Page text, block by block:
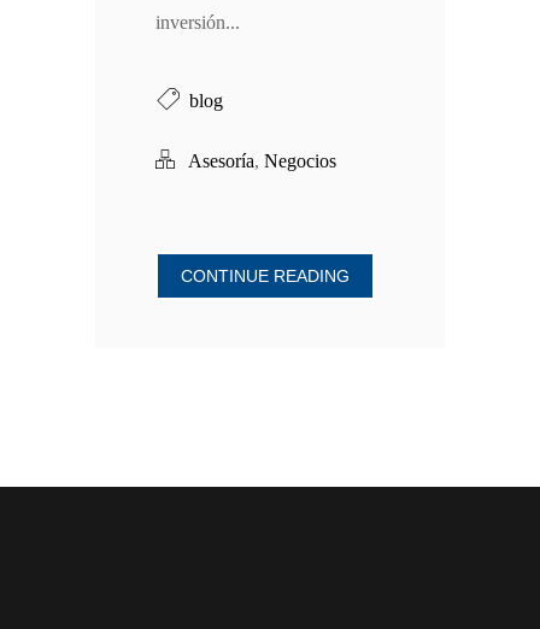
inversión...
blog
Asesoría, Negocios
CONTINUE READING